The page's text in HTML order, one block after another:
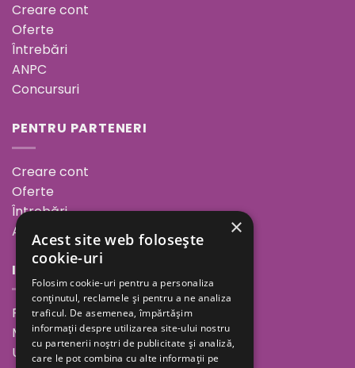
Creare cont
Oferte
Întrebări
ANPC
Concursuri
PENTRU PARTENERI
Creare cont
Oferte
Întrebări
ANPC
INFORMAȚII
Povestea noastră
Minutul de inspirație
Unde ne găsești
×
Acest site web folosește
cookie-uri
Folosim cookie-uri pentru a personaliza
conținutul, reclamele și pentru a ne analiza
traficul. De asemenea, împărtășim
informații despre utilizarea site-ului nostru
cu partenerii noștri de publicitate și analiză,
care le pot combina cu alte informații pe